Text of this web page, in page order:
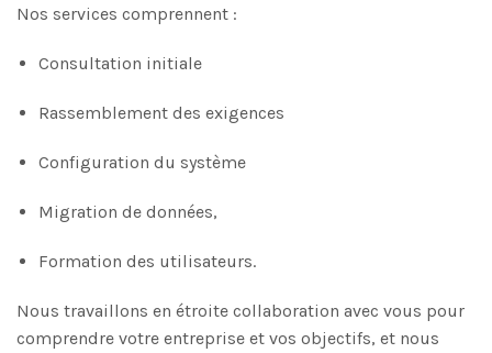
Nos services comprennent :
Consultation initiale
Rassemblement des exigences
Configuration du système
Migration de données,
Formation des utilisateurs.
Nous travaillons en étroite collaboration avec vous pour
comprendre votre entreprise et vos objectifs, et nous